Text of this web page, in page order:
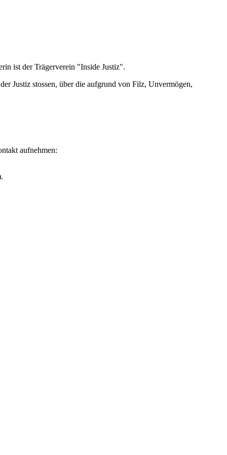
ist der Trägerverein "Inside Justiz".
Justiz stossen, über die aufgrund von Filz, Unvermögen,
aufnehmen: